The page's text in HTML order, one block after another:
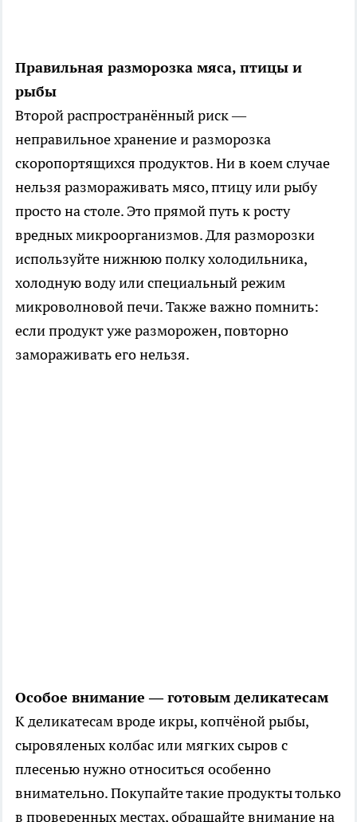
Правильная разморозка мяса, птицы и
рыбы
Второй распространённый риск —
неправильное хранение и разморозка
скоропортящихся продуктов. Ни в коем случае
нельзя размораживать мясо, птицу или рыбу
просто на столе. Это прямой путь к росту
вредных микроорганизмов. Для разморозки
используйте нижнюю полку холодильника,
холодную воду или специальный режим
микроволновой печи. Также важно помнить:
если продукт уже разморожен, повторно
замораживать его нельзя.
Особое внимание — готовым деликатесам
К деликатесам вроде икры, копчёной рыбы,
сыровяленых колбас или мягких сыров с
плесенью нужно относиться особенно
внимательно. Покупайте такие продукты только
в проверенных местах, обращайте внимание на